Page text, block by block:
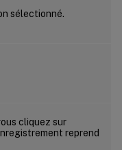
sélectionné.
cliquez sur
reprend